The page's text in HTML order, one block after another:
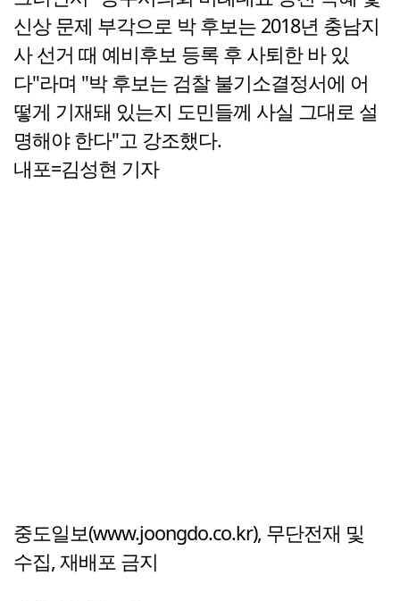
신상 문제 부각으로 박 후보는 2018년 충남지
사 선거 때 예비후보 등록 후 사퇴한 바 있
다"라며 "박 후보는 검찰 불기소결정서에 어
떻게 기재돼 있는지 도민들께 사실 그대로 설
명해야 한다"고 강조했다.
내포=김성현 기자
중도일보(www.joongdo.co.kr), 무단전재 및
수집, 재배포 금지